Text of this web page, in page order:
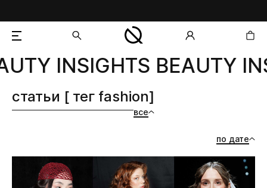
добавлен в корзину
INSIGHTS BEAUTY
все
статьи [ тег fashion]
по дате